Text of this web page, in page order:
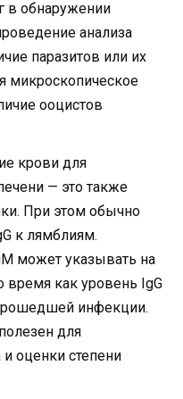
в обнаружении
анализа
паразитов или их
микроскопическое
ооцистов
крови для
— это также
При этом обычно
к лямблиям.
может указывать на
как уровень IgG
инфекции.
для
оценки степени